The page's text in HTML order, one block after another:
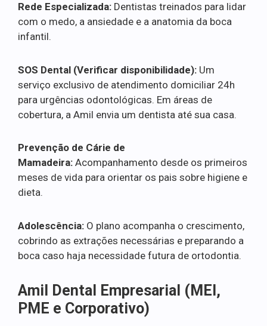
Rede Especializada: Dentistas treinados para lidar
com o medo, a ansiedade e a anatomia da boca
infantil.
SOS Dental (Verificar disponibilidade): Um
serviço exclusivo de atendimento domiciliar 24h
para urgências odontológicas. Em áreas de
cobertura, a Amil envia um dentista até sua casa.
Prevenção de Cárie de
Mamadeira: Acompanhamento desde os primeiros
meses de vida para orientar os pais sobre higiene e
dieta.
Adolescência: O plano acompanha o crescimento,
cobrindo as extrações necessárias e preparando a
boca caso haja necessidade futura de ortodontia.
Amil Dental Empresarial (MEI,
PME e Corporativo)